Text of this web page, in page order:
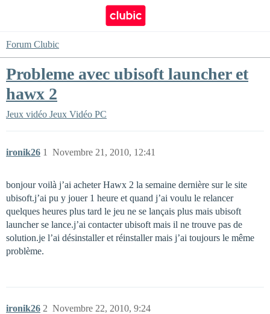
Forum Clubic
Probleme avec ubisoft launcher et
hawx 2
Jeux vidéo Jeux Vidéo PC
ironik26 Novembre 21, 2010, 12:41
1
bonjour voilà j’ai acheter Hawx 2 la semaine dernière sur le site
ubisoft.j’ai pu y jouer 1 heure et quand j’ai voulu le relancer
quelques heures plus tard le jeu ne se lançais plus mais ubisoft
launcher se lance.j’ai contacter ubisoft mais il ne trouve pas de
solution.je l’ai désinstaller et réinstaller mais j’ai toujours le même
problème.
ironik26 Novembre 22, 2010, 9:24
2